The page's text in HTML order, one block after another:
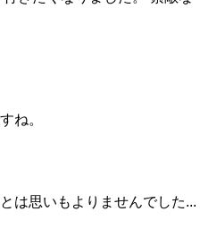
ね。
は思いもよりませんでした...